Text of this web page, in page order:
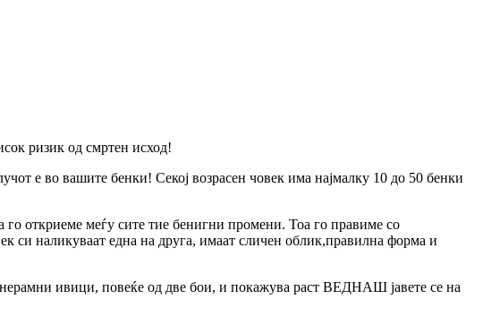
ризик од смртен исход!
е во вашите бенки! Секој возрасен човек има најмалку 10 до 50 бенки
го откриеме меѓу сите тие бенигни промени. Тоа го правиме со
си наликуваат една на друга, имаат сличен облик,правилна форма и
нерамни ивици, повеќе од две бои, и покажува раст ВЕДНАШ јавете се на